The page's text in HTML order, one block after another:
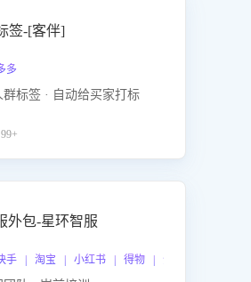
签-[客伴]
多
标签 · 自动给买家打标
外包-星环智服
| 淘宝 | 小红书 | 得物 | 企业微信